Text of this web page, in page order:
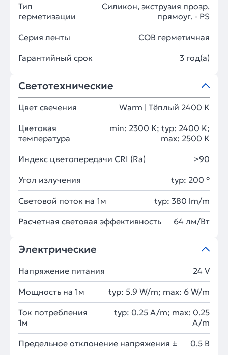
Тип
герметизации
Силикон, экструзия прозр.
прямоуг. - PS
Серия ленты COB герметичная
Гарантийный срок 3 год(а)
Светотехнические
Цвет свечения Warm | Тёплый 2400 K
Цветовая
температура
min: 2300 K; typ: 2400 K;
max: 2500 K
Индекс цветопередачи CRI (Ra) >90
Угол излучения typ: 200 °
Световой поток на 1м typ: 380 lm/m
Расчетная световая эффективность 64 лм/Вт
Электрические
Напряжение питания 24 V
Мощность на 1м typ: 5.9 W/m; max: 6 W/m
Ток потребления
1м
typ: 0.25 A/m; max: 0.25
A/m
Предельное отклонение напряжения ± 0.5 В